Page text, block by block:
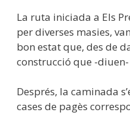
La ruta iniciada a Els
per diverses masies,
bon estat que, des de
construcció que -
Després, la caminada
cases de pagès